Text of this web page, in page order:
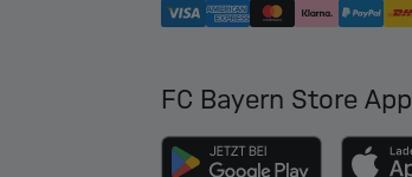
FC Bayern Store App